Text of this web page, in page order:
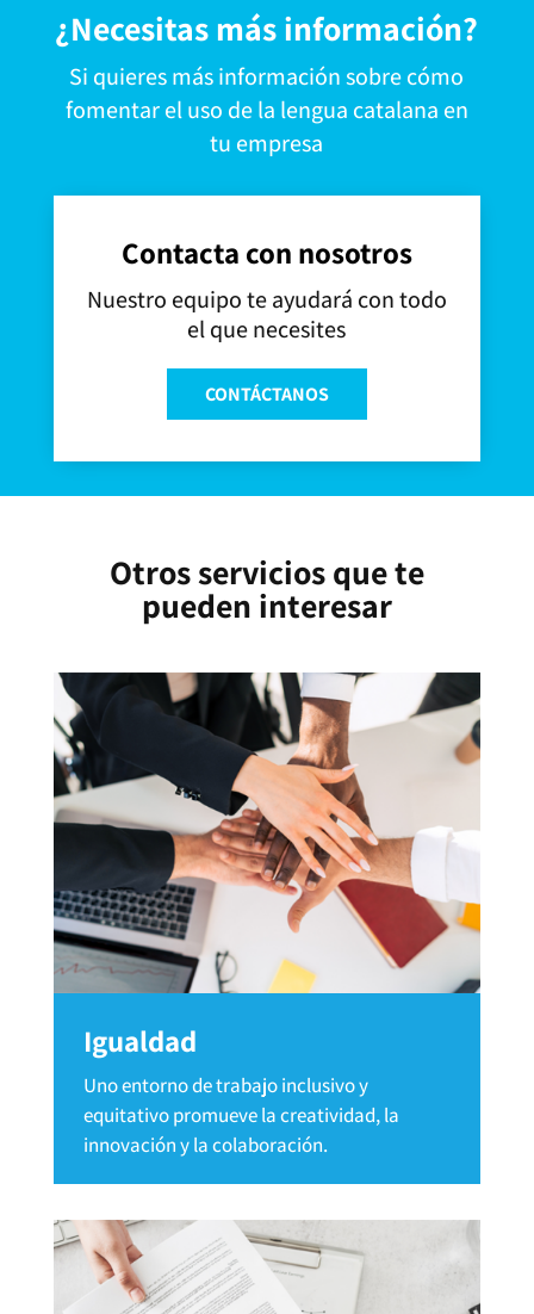
¿Necesitas más información?
Si quieres más información sobre cómo
fomentar el uso de la lengua catalana en
tu empresa
Contacta con nosotros
Nuestro equipo te ayudará con todo
el que necesites
CONTÁCTANOS
Otros servicios que te
pueden interesar
Igualdad
Uno entorno de trabajo inclusivo y
equitativo promueve la creatividad, la
innovación y la colaboración.